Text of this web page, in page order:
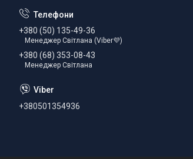
+380 (50) 135-49-36
Менеджер Світлана (Viber💜)
+380 (68) 353-08-43
Менеджер Світлана
+380501354936